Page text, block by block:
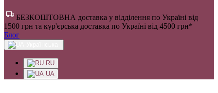
БЕЗКОШТОВНА доставка у відділення по Україні від
1500 грн та кур'єрська доставка по Україні від 4500 грн*
Блог
RU
UA